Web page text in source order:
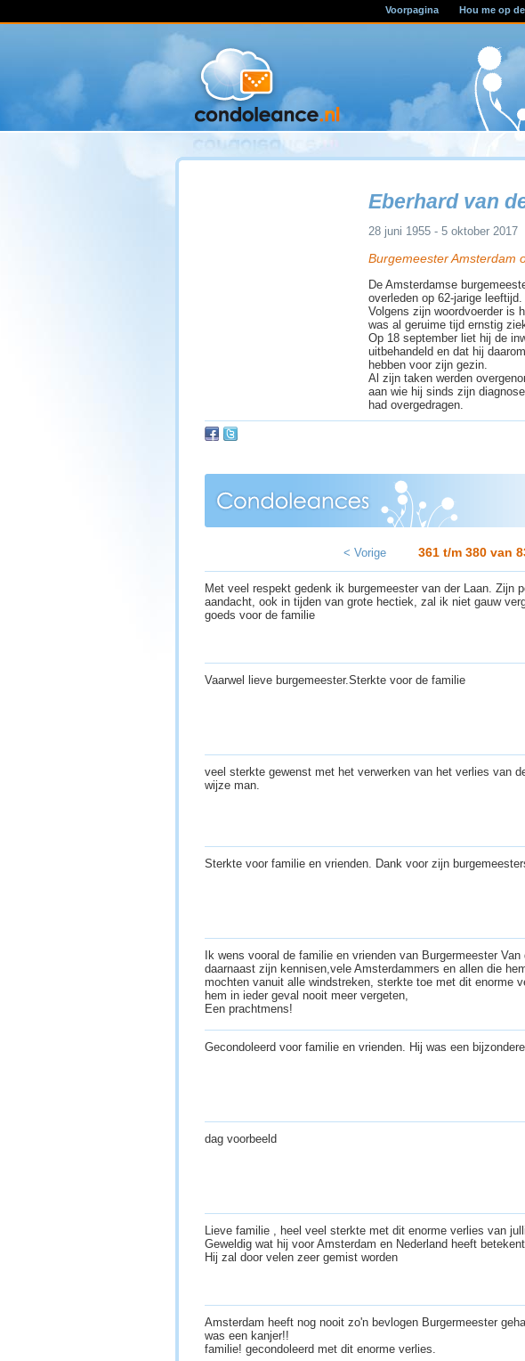
Voorpagina Hou me op
Eberhard van
28 juni 1955 - 5 oktober 2017
Burgemeester Amsterdam
De Amsterdamse
overleden op 62-jarige
Volgens zijn woordvoerder is
was al geruime tijd ernstig
Op 18 september liet hij de
uitbehandeld en dat hij
hebben voor zijn gezin.
Al zijn taken werden
aan wie hij sinds zijn
had overgedragen.
< Vorige 361 t/m 380 van
Met veel respekt gedenk ik burgemeester van der Laan. Zijn
aandacht, ook in tijden van grote hectiek, zal ik niet gauw
goeds voor de familie
Vaarwel lieve burgemeester.Sterkte voor de familie
veel sterkte gewenst met het verwerken van het verlies van
wijze man.
Sterkte voor familie en vrienden. Dank voor zijn
Ik wens vooral de familie en vrienden van Burgermeester Van
daarnaast zijn kennisen,vele Amsterdammers en allen die
mochten vanuit alle windstreken, sterkte toe met dit enorme
hem in ieder geval nooit meer vergeten,
Een prachtmens!
Gecondoleerd voor familie en vrienden. Hij was een
dag voorbeeld
Lieve familie , heel veel sterkte met dit enorme verlies van
Geweldig wat hij voor Amsterdam en Nederland heeft betekent.
Hij zal door velen zeer gemist worden
Amsterdam heeft nog nooit zo'n bevlogen Burgermeester
was een kanjer!!
familie! gecondoleerd met dit enorme verlies.